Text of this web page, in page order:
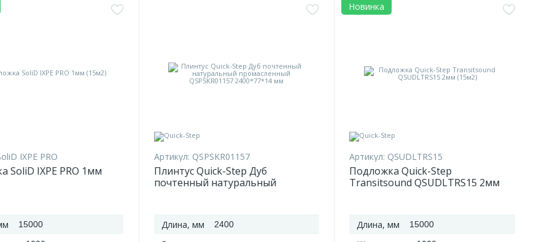
IXPE PRO
SoliD IXPE PRO 1мм
15000
Артикул: QSPSKR01157
Плинтус Quick-Step Дуб
почтенный натуральный
Длина, мм 2400
Новинка
Артикул: QSUDLTRS15
Подложка Quick-Step
Transitsound QSUDLTRS15 2мм
Длина, мм 15000